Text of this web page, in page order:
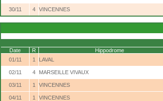
30/11 4 VINCENNES
Date
R Hippodrome
01/11
1 LAVAL
02/11 4 MARSEILLE VIVAUX
03/11 1 VINCENNES
04/11 1 VINCENNES